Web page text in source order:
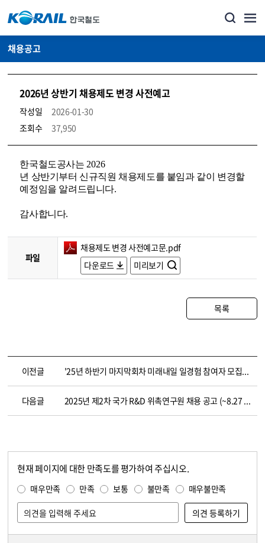
채용공고
2026년 상반기 채용제도 변경 사전예고
작성일
2026-01-30
조회수
37,950
코레일소개_경영공시_채용공고 상세보기 – 내용, 파일, 담당자 연락처로 구성
한국철도공사는 2026
년 상반기부터 신규직원 채용제도를 붙임과 같이 변경할
예정임을 알려드립니다.
감사합니다.
파일
채용제도 변경 사전예고문.pdf
다운로드
미리보기
목록
이전글 '25년 하반기 마지막회차 미래내일 일경험 참여자 모집(~8/16까지)
다음글 2025년 제2차 국가 R&D 위촉연구원 채용 공고 (~8.27 까지)
현재 페이지에 대한 만족도를 평가하여 주십시오.
매우만족 만족 보통 불만족 매우불만족